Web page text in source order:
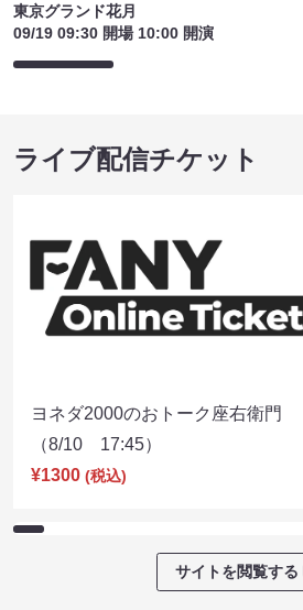
東京グランド花月
09/19 09:30 開場 10:00 開演
ライブ配信チケット
ヨネダ2000のおトーク座右衛門
（8/10 17:45）
¥1300 (税込)
サイトを閲覧する